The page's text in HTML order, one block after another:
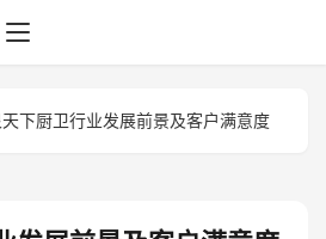
天下厨卫行业发展前景及客户满意度